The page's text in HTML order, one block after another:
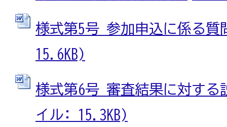
様式第5号 参加申込に係る質
15.6KB)
様式第6号 審査結果に対する
イル: 15.3KB)